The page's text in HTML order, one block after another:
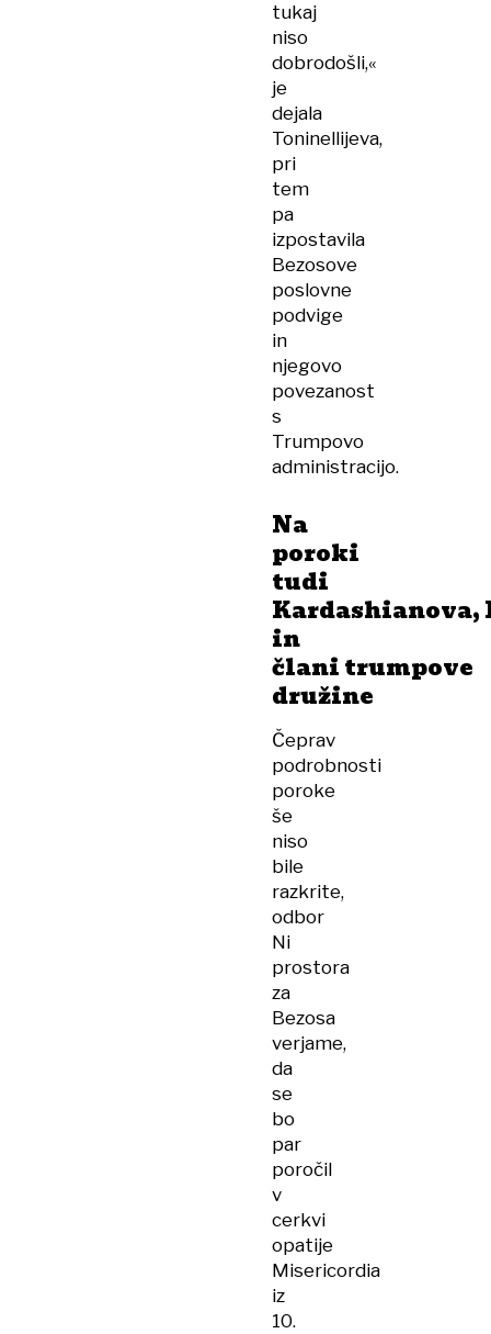
tukaj
niso
dobrodošli,«
je
dejala
Toninellijeva,
pri
tem
pa
izpostavila
Bezosove
poslovne
podvige
in
njegovo
povezanost
s
Trumpovo
administracijo.
Na
poroki
tudi
Kardashianova,
in
člani trumpove
družine
Čeprav
podrobnosti
poroke
še
niso
bile
razkrite,
odbor
Ni
prostora
za
Bezosa
verjame,
da
se
bo
par
poročil
v
cerkvi
opatije
Misericordia
iz
10.